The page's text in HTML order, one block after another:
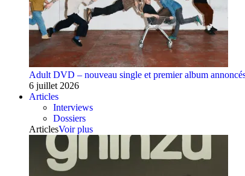
Adult DVD – nouveau single et premier album
6 juillet 2026
Articles
Interviews
Dossiers
ArticlesVoir plus